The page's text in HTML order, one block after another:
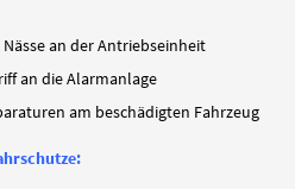
an der Antriebseinheit
an die Alarmanlage
am beschädigten Fahrzeug